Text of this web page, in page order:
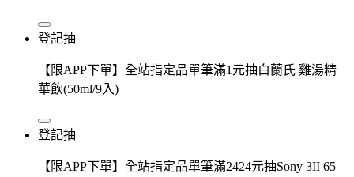
登記抽
【限APP下單】全站指定品單筆滿1元抽白蘭氏 雞湯精
華飲(50ml/9入)
登記抽
【限APP下單】全站指定品單筆滿2424元抽Sony 3II 65